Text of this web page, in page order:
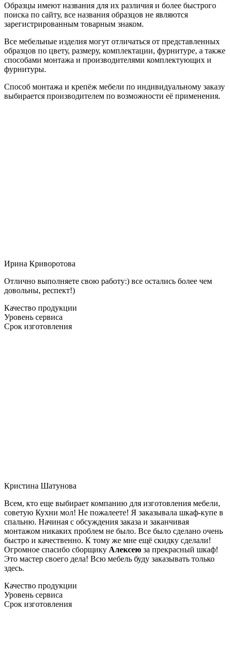
Образцы имеют названия для их различия и более быстрого
поиска по сайту, все названия образцов не являются
зарегистрированным товарным знаком.
Все мебельные изделия могут отличаться от представленных
образцов по цвету, размеру, комплектации, фурнитуре, а также
способами монтажа и производителями комплектующих и
фурнитуры.
Способ монтажа и крепёж мебели по индивидуальному заказу
выбирается производителем по возможности её применения.
Ирина Криворотова
Отлично выполняете свою работу:) все остались более чем
довольны, респект!)
Качество продукции
Уровень сервиса
Срок изготовления
Кристина Шатунова
Всем, кто еще выбирает компанию для изготовления мебели,
советую Кухни мол! Не пожалеете! Я заказывала шкаф-купе в
спальню. Начиная с обсуждения заказа и заканчивая
монтажом никаких проблем не было. Все было сделано очень
быстро и качественно. К тому же мне ещё скидку сделали!
Огромное спасибо сборщику Алексею за прекрасный шкаф!
Это мастер своего дела! Всю мебель буду заказывать только
здесь.
Качество продукции
Уровень сервиса
Срок изготовления